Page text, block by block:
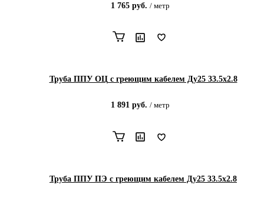
1 765 руб. / метр
Труба ППУ ОЦ с греющим кабелем Ду25 33.5x2.8
1 891 руб. / метр
Труба ППУ ПЭ с греющим кабелем Ду25 33.5x2.8